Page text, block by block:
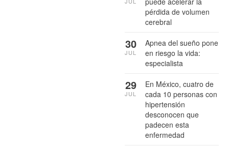
pérdida de volumen
cerebral
Apnea del sueño pone
en riesgo la vida:
especialista
30
JUL
En México, cuatro de
cada 10 personas con
hipertensión
desconocen que
padecen esta
enfermedad
29
JUL